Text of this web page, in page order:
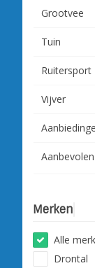
Grootvee
Tuin
Ruitersport
Vijver
Aanbevolen
Merken
Alle
Drontal